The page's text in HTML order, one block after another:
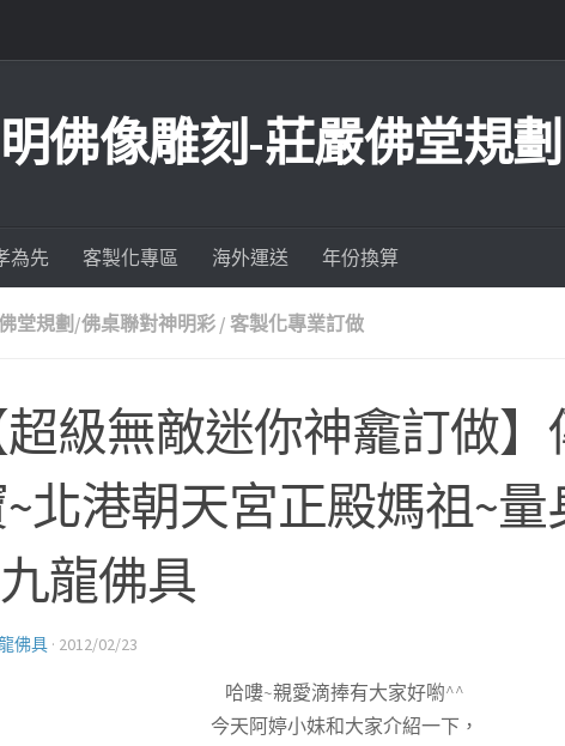
佛像雕刻-莊嚴佛堂規劃
為先 客製化專區 海外運送 年份換算
堂規劃/佛桌聯對神明彩 / 客製化專業訂做
超級無敵迷你神龕訂做
北港朝天宮正殿媽祖~量
龍佛具
佛具 · 2012/02/23
哈嘍~親愛滴捧有大家好喲^^
今天阿婷小妹和大家介紹一下，